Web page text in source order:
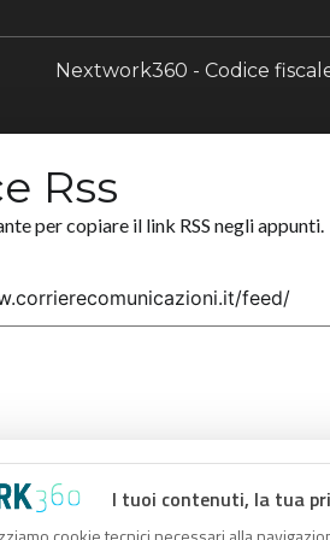
I tuoi contenuti, la tua
Nextwork360 - Codice
Rss
per copiare il link RSS negli appunti.
Rss
per copiare il link RSS negli appunti.